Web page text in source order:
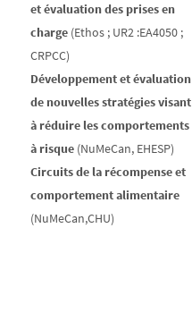
et évaluation des prises en
charge (Ethos ; UR2 :EA4050 ;
CRPCC)
Développement et évaluation
de nouvelles stratégies visant
à réduire les comportements
à risque (NuMeCan, EHESP)
Circuits de la récompense et
comportement alimentaire
(NuMeCan,CHU)